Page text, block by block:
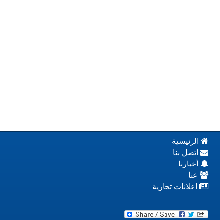
الرئيسية
اتصل بنا
أخبارنا
عنا
اعلانات تجارية